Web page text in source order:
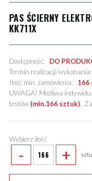
PAS ŚCIERNY
KK711X
Dostępność: DO
Termin realizacji/wykonania:
Ilość min. zamówienia: 166
UWAGA! Możliwa
testów (min.166 sztuk).
Wybierz ilość
- +